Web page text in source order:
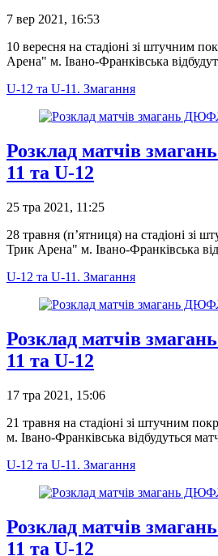
7 вер 2021, 16:53
10 вересня на стадіоні зі штучним
Арена" м. Івано-Франківська
U-12 та U-11. Змагання
Розклад матчів
11 та U-12
25 тра 2021, 11:25
28 травня (п’ятниця) на стадіоні зі
Трик Арена" м. Івано-Франківська
U-12 та U-11. Змагання
Розклад матчів
11 та U-12
17 тра 2021, 15:06
21 травня на стадіоні зі штучним
м. Івано-Франківська відбудуться
U-12 та U-11. Змагання
Розклад матчів
11 та U-12